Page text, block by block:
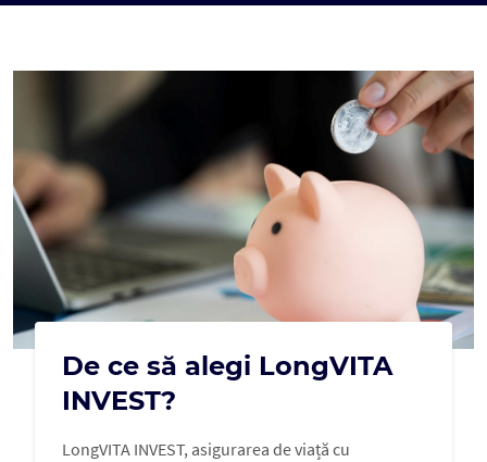
De ce să alegi LongVITA
INVEST?
LongVITA INVEST, asigurarea de viață cu